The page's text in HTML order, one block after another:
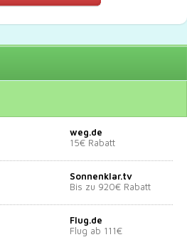
weg.de
15€ Rabatt
Sonnenklar.tv
Bis zu 920€ Rabatt
Flug.de
Flug ab 111€